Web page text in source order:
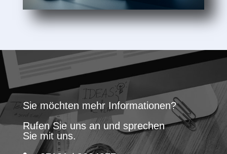
Sie möchten mehr Informationen?
Rufen Sie uns an und sprechen
Sie mit uns.